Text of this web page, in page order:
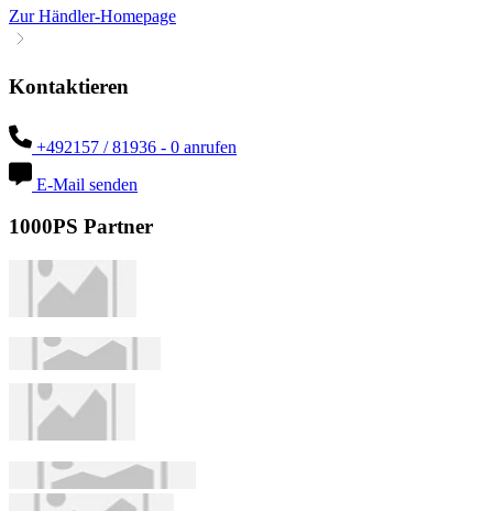
Zur Händler-Homepage
Kontaktieren
+492157 / 81936 - 0 anrufen
E-Mail senden
1000PS Partner